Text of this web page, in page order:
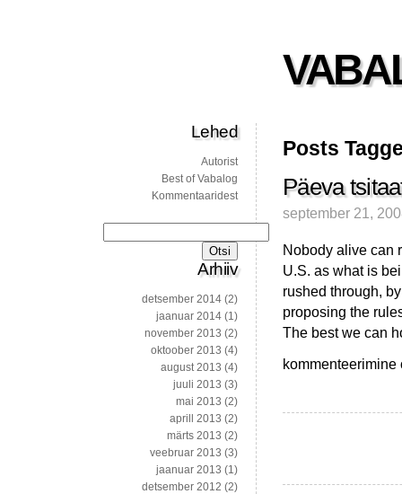
Posts
Päeva
september 21,
Nobody alive can
U.S. as what is
rushed through,
proposing the
The best we can
Päeva
Lehed
Autorist
Best of Vabalog
Kommentaaridest
Arhiiv
detsember 2014 (2)
jaanuar 2014 (1)
november 2013 (2)
oktoober 2013 (4)
august 2013 (4)
juuli 2013 (3)
mai 2013 (2)
aprill 2013 (2)
märts 2013 (2)
veebruar 2013 (3)
jaanuar 2013 (1)
detsember 2012 (2)